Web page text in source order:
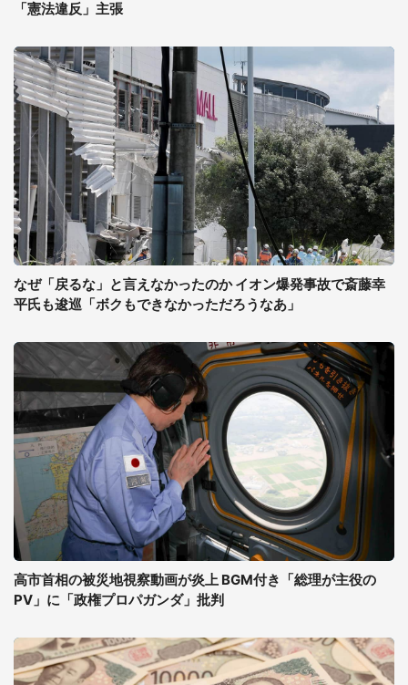
「憲法違反」主張
なぜ「戻るな」と言えなかったのか イオン爆発事故で斎藤幸
平氏も逡巡「ボクもできなかっただろうなあ」
高市首相の被災地視察動画が炎上 BGM付き「総理が主役の
PV」に「政権プロパガンダ」批判